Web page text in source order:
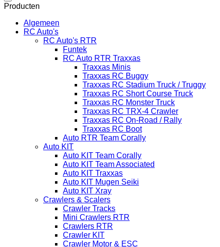
Producten
Algemeen
RC Auto's
RC Auto's RTR
Funtek
RC Auto RTR Traxxas
Traxxas Minis
Traxxas RC Buggy
Traxxas RC Stadium Truck / Truggy
Traxxas RC Short Course Truck
Traxxas RC Monster Truck
Traxxas RC TRX-4 Crawler
Traxxas RC On-Road / Rally
Traxxas RC Boot
Auto RTR Team Corally
Auto KIT
Auto KIT Team Corally
Auto KIT Team Associated
Auto KIT Traxxas
Auto KIT Mugen Seiki
Auto KIT Xray
Crawlers & Scalers
Crawler Tracks
Mini Crawlers RTR
Crawlers RTR
Crawler KIT
Crawler Motor & ESC